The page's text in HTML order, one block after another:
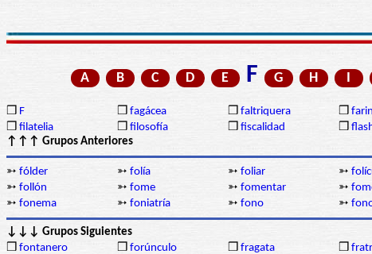
A B C D E F G H I
❒ F ❒ fagácea ❒ faltriquera ❒
❒ filatelia ❒ filosofía ❒ fiscalidad ❒
↑↑↑ Grupos Anteriores
➳ fólder ➳ folía ➳ foliar ➳
➳ follón ➳ fome ➳ fomentar ➳
➳ fonema ➳ foniatría ➳ fono ➳
↓↓↓ Grupos Siguientes
❒ fontanero ❒ forúnculo ❒ fragata ❒